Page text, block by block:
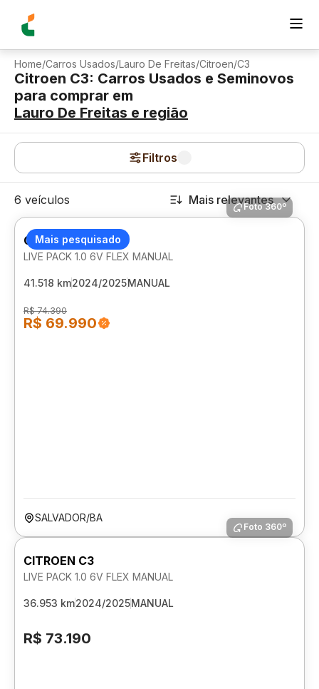
Home/Carros Usados/Lauro De Freitas/Citroen/C3
Citroen C3: Carros Usados e Seminovos
para comprar em
Lauro De Freitas e região
Filtros
6 veículos Mais relevantes
Mais pesquisado
Foto 360º
CITROEN C3
LIVE PACK 1.0 6V FLEX MANUAL
41.518 km2024/2025MANUAL
R$ 74.390
R$ 69.990
SALVADOR/BA
Foto 360º
CITROEN C3
LIVE PACK 1.0 6V FLEX MANUAL
36.953 km2024/2025MANUAL
R$ 73.190